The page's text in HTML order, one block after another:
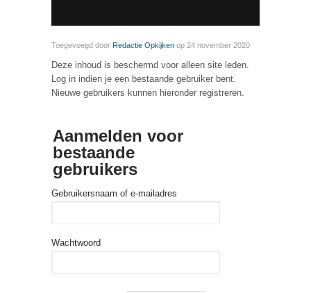
Toegevoegd door Redactie Opkijken op 24 november 2020
Deze inhoud is beschermd voor alleen site leden.
Log in indien je een bestaande gebruiker bent.
Nieuwe gebruikers kunnen hieronder registreren.
Aanmelden voor
bestaande
gebruikers
Gebruikersnaam of e-mailadres
Wachtwoord